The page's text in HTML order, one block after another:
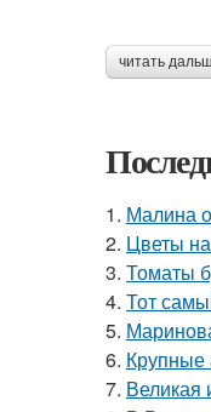
читать
1. Малина
2. Цветы
3. Томаты
4. Тот
5.
6. Крупные
7. Великая